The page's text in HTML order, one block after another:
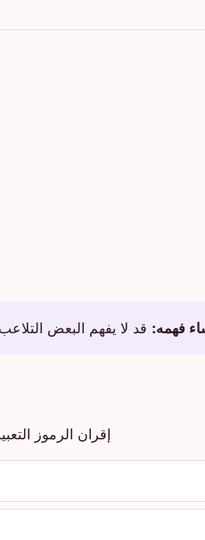
فهمه: قد لا يفهم البعض
إقران الرموز